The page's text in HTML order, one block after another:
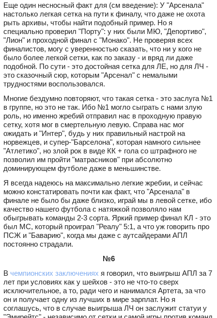
Еще один несносный факт для (см введение): У "Арсенала"
настолько легкая сетка на пути к финалу, что даже не охота
рыть архивы, чтобы найти подобный пример. Но я
специально проверил "Порту": у них были МЮ, "Депортиво",
"Лион" и проходной финал с "Монако". Не проверяя всех
финалистов, могу с уверенностью сказать, что ни у кого не
было более легкой сетки, как по заказу - и вряд ли даже
подобной. По сути - это достойная сетка для ЛЕ, но для ЛЧ -
это сказочный сюр, которым "Арсенал" с немалыми
трудностями воспользовался.
Многие бездумно повторяют, что такая сетка - это заслуга №1
в группе, но это не так. Ибо №1 могло сыграть с нами злую
роль, но именно жребий отправил нас в проходную правую
сетку, хотя мог в смертельную левую. Справа нас мог
ожидать и "Интер", будь у них правильный настрой на
норвежцев, и супер-"Барселона", которая намного сильнее
"Атлетико", но злой рок в виде КК + гола со штрафного не
позволил им пройти "матрасников" при абсолютно
доминирующем футболе даже в меньшинстве.
Я всегда надеюсь на максимально легкие жребии, и сейчас
можно констатировать почти как факт, что "Арсенала" в
финале не было бы даже близко, играй мы в левой сетке, ибо
качество нашего футбола с натяжкой позволяло нам
обыгрывать команды 2-3 сорта. Яркий пример финал КЛ - это
был МС, который проиграл "Реалу" 5:1, а что уж говорить про
ПСЖ и "Баварию", когда мы даже с аутсайдерами АПЛ
постоянно страдали.
№6
В чемпионских заключениях я говорил, что выигрыш АПЛ за 7
лет при условиях как у шейхов - это не что-то сверх
исключительное, а то, ради чего и нанимался Артета, за что
он и получает одну из лучших в мире зарплат. Но я
соглашусь, что в случае выигрыша ЛЧ он заслужит статуи у